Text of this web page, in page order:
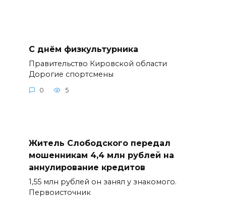
С днём физкультурника
Правительство Кировской области
Дорогие спортсмены
0 5
Житель Слободского передал
мошенникам 4,4 млн рублей на
аннулирование кредитов
1,55 млн рублей он занял у знакомого.
Первоисточник